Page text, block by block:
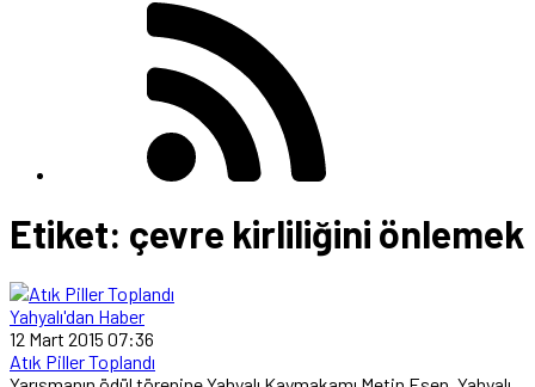
Etiket: çevre kirliliğini önlemek
Yahyalı'dan Haber
12 Mart 2015 07:36
Atık Piller Toplandı